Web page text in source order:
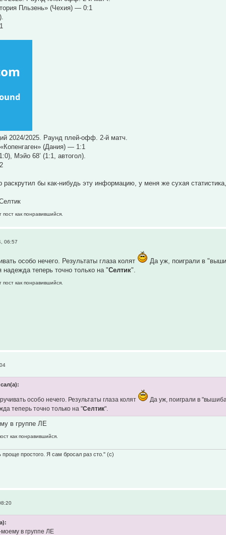
Пльзень» (Чехия) — 0:1
2024/2025. Раунд плей-офф. 2-й матч.
(Дания) — 1:1
Мэйо 68’ (1:1, автогол).
бы как-нибудь эту информацию, у меня же сухая
пост как понравившийся.
06:57
особо нечего. Результаты глаза колят
Да уж, поиграли в
надежда теперь точно только на "Селтик".
пост как понравившийся.
особо нечего. Результаты глаза колят
Да уж, поиграли в
теперь точно только на "Селтик".
в группе ЛЕ
как понравившийся.
проще простого. Я сам бросал раз сто." (с)
в группе ЛЕ